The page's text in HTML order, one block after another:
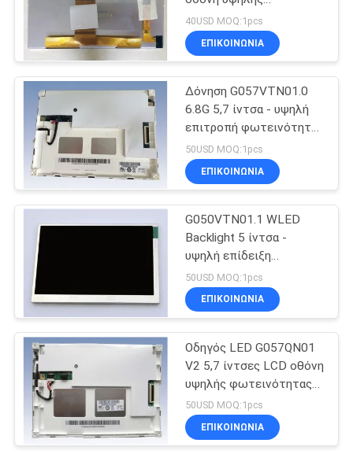
Επίδειξη LG TFT
34
Επίδειξη της
Mitsubishi TFT
φωτεινότητας
65/65/50/60 (τύπος.)
40USD MOQ:1pcs
ΕΠΙΚΟΙΝΩΝΙΑ
Δόνηση G057VTN01.0
6.8G 5,7 ίντσα - υψηλή
επιτροπή φωτεινότητας
LCD
50USD MOQ:1pcs
ΕΠΙΚΟΙΝΩΝΙΑ
G050VTN01.1 WLED
Backlight 5 ίντσα -
υψηλή επίδειξη
φωτεινότητας LCD
50USD MOQ:1pcs
ΕΠΙΚΟΙΝΩΝΙΑ
Οδηγός LED G057QN01
V2 5,7 ίντσες LCD οθόνη
υψηλής φωτεινότητας
80/80/70/70 (τύπος.)
50USD MOQ:1pcs
ΕΠΙΚΟΙΝΩΝΙΑ